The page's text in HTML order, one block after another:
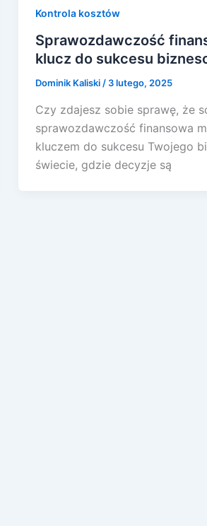
Kontrola kosztów
Sprawozdawczość
klucz do sukcesu
Dominik Kaliski / 3 lutego, 2025
Czy zdajesz sobie sprawę, że
sprawozdawczość finansowa
kluczem do sukcesu Twojego
świecie, gdzie decyzje są